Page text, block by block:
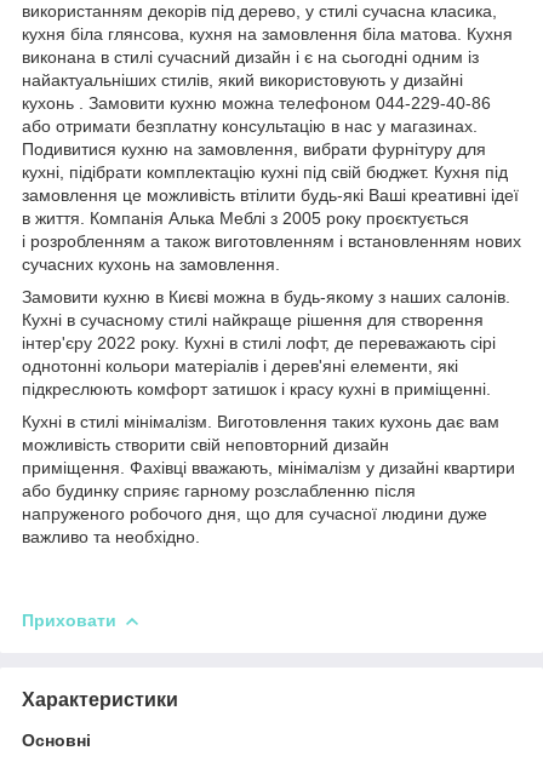
використанням декорів під дерево, у стилі сучасна класика,
кухня біла глянсова, кухня на замовлення біла матова. Кухня
виконана в стилі сучасний дизайн і є на сьогодні одним із
найактуальніших стилів, який використовують у дизайні
кухонь . Замовити кухню можна телефоном 044-229-40-86
або отримати безплатну консультацію в нас у магазинах.
Подивитися кухню на замовлення, вибрати фурнітуру для
кухні, підібрати комплектацію кухні під свій бюджет. Кухня під
замовлення це можливість втілити будь-які Ваші креативні ідеї
в життя. Компанія Алька Меблі з 2005 року проєктується
і розробленням а також виготовленням і встановленням нових
сучасних кухонь на замовлення.
Замовити кухню в Києві можна в будь-якому з наших салонів.
Кухні в сучасному стилі найкраще рішення для створення
інтер'єру 2022 року. Кухні в стилі лофт, де переважають сірі
однотонні кольори матеріалів і дерев'яні елементи, які
підкреслюють комфорт затишок і красу кухні в приміщенні.
Кухні в стилі мінімалізм. Виготовлення таких кухонь дає вам
можливість створити свій неповторний дизайн
приміщення. Фахівці вважають, мінімалізм у дизайні квартири
або будинку сприяє гарному розслабленню після
напруженого робочого дня, що для сучасної людини дуже
важливо та необхідно.
Приховати
Характеристики
Основні